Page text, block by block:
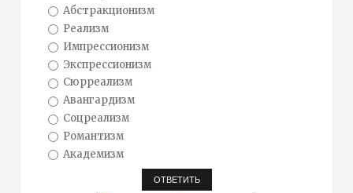
Абстракционизм
Реализм
Импрессионизм
Экспрессионизм
Сюрреализм
Авангардизм
Соцреализм
Романтизм
Академизм